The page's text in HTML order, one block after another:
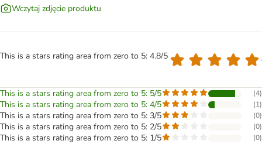
Wczytaj zdjęcie produktu
This is a stars rating area from zero to 5: 4.8/5
This is a stars rating area from zero to 5: 5/5 (4)
This is a stars rating area from zero to 5: 4/5 (1)
This is a stars rating area from zero to 5: 3/5 (0)
This is a stars rating area from zero to 5: 2/5 (0)
This is a stars rating area from zero to 5: 1/5 (0)